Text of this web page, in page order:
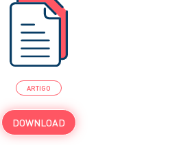
ARTIGO
DOWNLOAD